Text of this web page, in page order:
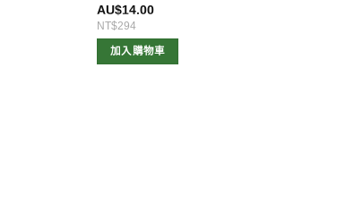
AU$14.00
NT$294
加入購物車